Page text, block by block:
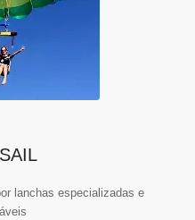
lanchas especializadas e